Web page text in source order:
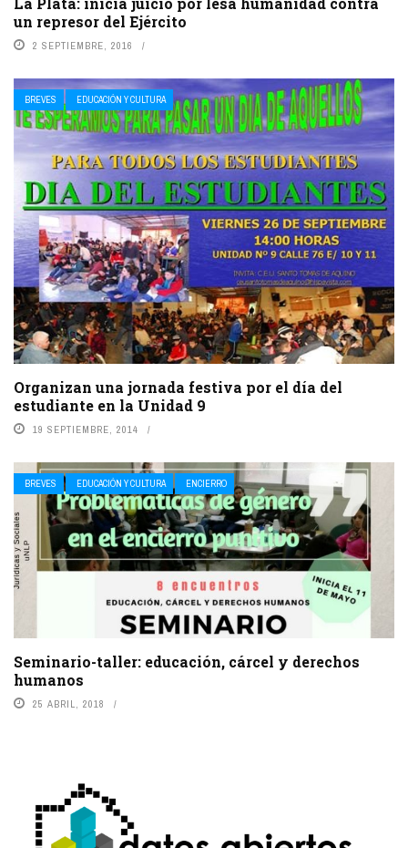
un represor del Ejército
2 SEPTIEMBRE, 2016
BREVES EDUCACIÓN Y CULTURA
Organizan una jornada festiva por el día del
estudiante en la Unidad 9
19 SEPTIEMBRE, 2014
BREVES EDUCACIÓN Y CULTURA ENCIERRO
Seminario-taller: educación, cárcel y derechos
humanos
25 ABRIL, 2018